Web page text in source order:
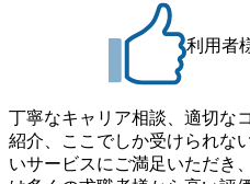
利用者
丁寧なキャリア相談、適切な
紹介、ここでしか受けられな
いサービスにご満足いただき